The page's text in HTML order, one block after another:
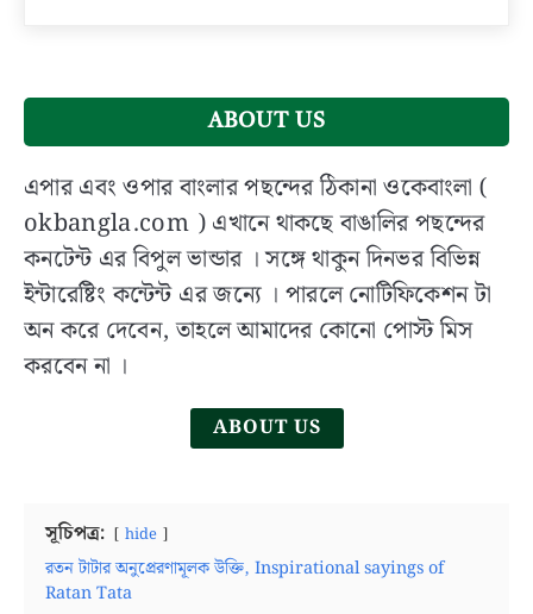
|
Bengal
Board
of
Secondary
Education
(WBBSE):
History,
Role
and
ABOUT US
এপার এবং ওপার বাংলার পছন্দের ঠিকানা ওকেবাংলা (
okbangla.com ) এখানে থাকছে বাঙালির পছন্দের
কনটেন্ট এর বিপুল ভান্ডার । সঙ্গে থাকুন দিনভর বিভিন্ন
ইন্টারেষ্টিং কন্টেন্ট এর জন্যে । পারলে নোটিফিকেশন টা
অন করে দেবেন, তাহলে আমাদের কোনো পোস্ট মিস
করবেন না ।
ABOUT US
সূচিপত্র: hide
রতন টাটার অনুপ্রেরণামূলক উক্তি, Inspirational sayings of
Ratan Tata